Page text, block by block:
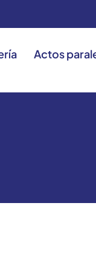
Actos